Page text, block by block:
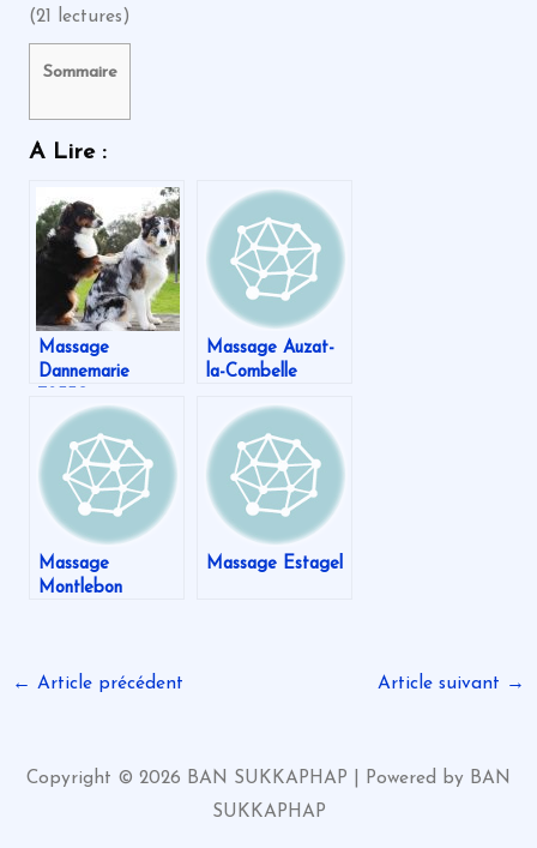
(21 lectures)
Sommaire
A Lire :
Massage
Dannemarie
Massage Auzat-
la-Combelle
Massage
Montlebon
Massage Estagel
← Article précédent Article suivant →
Copyright © 2026 BAN SUKKAPHAP | Powered by BAN
SUKKAPHAP